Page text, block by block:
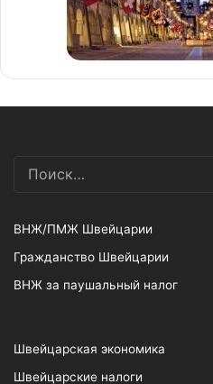
ВНЖ/ПМЖ Швейцарии
Гражданство Швейцарии
ВНЖ за паушальный налог
Швейцарская экономика
Швейцарские налоги